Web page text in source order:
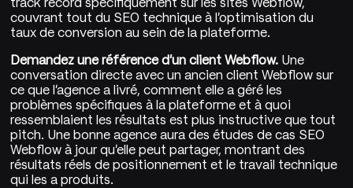
couvrant tout du SEO technique à l'optimisation du
taux de conversion au sein de la plateforme.
Demandez une référence d'un client Webflow. Une
conversation directe avec un ancien client Webflow sur
ce que l'agence a livré, comment elle a géré les
problèmes spécifiques à la plateforme et à quoi
ressemblaient les résultats est plus instructive que tout
pitch. Une bonne agence aura des études de cas SEO
Webflow à jour qu'elle peut partager, montrant des
résultats réels de positionnement et le travail technique
qui les a produits.